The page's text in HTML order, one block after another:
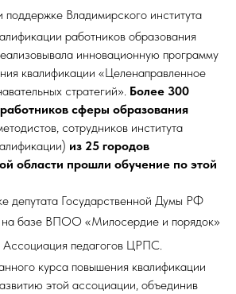
поддержке Владимирского института
работников образования
инновационную программу
квалификации «Целенаправленное
стратегий». Более 300
сферы образования
сотрудников института
из 25 городов
области прошли обучение по этой
депутата Государственной Думы РФ
базе ВПОО «Милосердие и порядок»
Ассоциация педагогов ЦРПС.
курса повышения квалификации
этой ассоциации, объединив